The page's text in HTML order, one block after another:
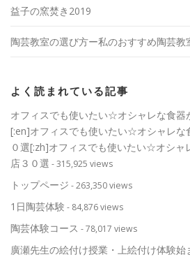
益子の窯焚き2019
陶芸教室の選び方ー私のおすすめ陶芸教
よく読まれている記事
オフィスでも使いたい☆オシャレな食器
[:en]オフィスでも使いたい☆オシャレな
０選[:zh]オフィスでも使いたい☆オシャ
店３０選 - 315,925 views
トップページ - 263,350 views
1日陶芸体験 - 84,876 views
陶芸体験コース - 78,017 views
廣瀬先生の絵付け授業・上絵付け体験始